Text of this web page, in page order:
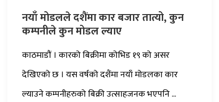
नयाँ मोडलले दशैंमा कार बजार तात्यो, कुन
कम्पनीले कुन मोडल ल्याए
काठमाडौं । कारको बिक्रीमा कोभिड १९ को असर
देखिएको छ । यस वर्षको दशैंमा नयाँ मोडलका कार
ल्याउने कम्पनीहरुको बिक्री उत्साहजनक भएपनि ...